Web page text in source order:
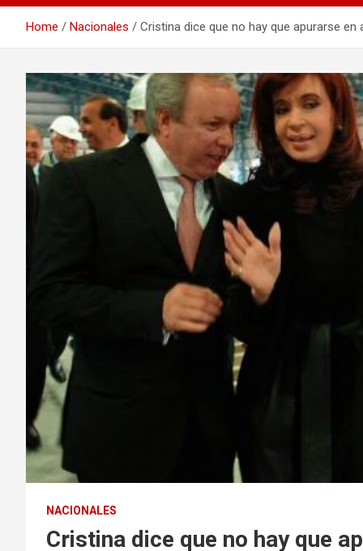
Home Nacionales Cristina dice que no hay que apurarse
NACIONALES
Cristina dice que no hay que